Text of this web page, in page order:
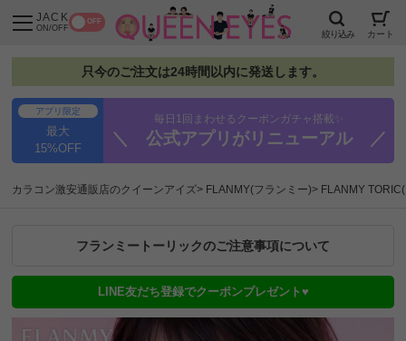
JACK
ON/OFF
OFF
絞り込み カート
只今のご注文は24時間以内に発送します。
アプリ限定
最大
15%OFF
毎日1回まわせるクーポンガチャ搭載✨
＼ 公式アプリがリニューアル ／
カラコン激安通販店のクイーンアイズ FLANMY(フランミー) FLANMY
フランミートーリックのご注意事項について
LINE友だち登録でクーポンプレゼント♥